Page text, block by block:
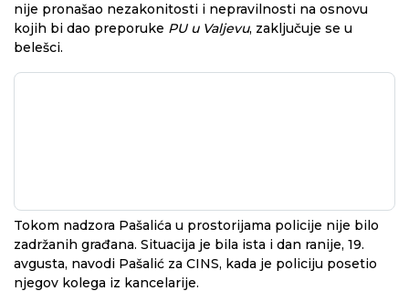
nije pronašao nezakonitosti i nepravilnosti na osnovu
kojih bi dao preporuke PU u Valjevu, zaključuje se u
belešci.
Tokom nadzora Pašalića u prostorijama policije nije bilo
zadržanih građana. Situacija je bila ista i dan ranije, 19.
avgusta, navodi Pašalić za CINS, kada je policiju posetio
njegov kolega iz kancelarije.